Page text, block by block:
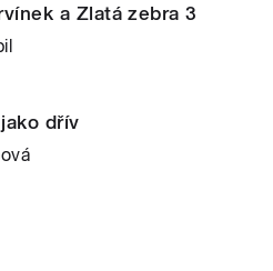
a Zlatá zebra 3
dřív